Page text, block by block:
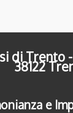
di Trento
38122
e